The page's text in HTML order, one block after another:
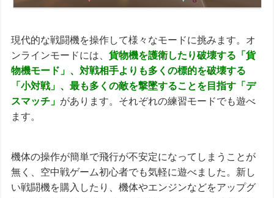
現代的な戦闘機を操作して様々なモードに挑みます。オ
ンラインモードには、貨物機を護衛したり破壊する「貨
物機モード」、対戦相手よりも多くの標的を破壊する
「小対戦」、最も多くの敵を撃墜することを目指す「デ
スマッチ」 があります。それぞれの練習モードでも遊べ
ます。
機体の操作が簡単で飛行が不安定になってしまうことが
無く、空中戦ゲーム初心者でも気軽に遊べました。新し
い戦闘機を購入したり、機体やエンジンなどをアップグ